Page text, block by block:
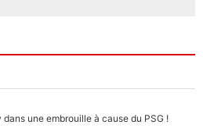
une embrouille à cause du PSG !